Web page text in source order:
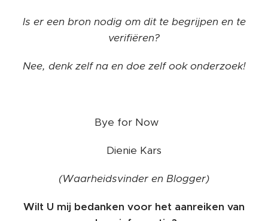
Is er een bron nodig om dit te begrijpen en te
verifiëren?
Nee, denk zelf na en doe zelf ook onderzoek!
Bye for Now ❤️
Dienie Kars
(Waarheidsvinder en Blogger)
Wilt U mij bedanken voor het aanreiken van